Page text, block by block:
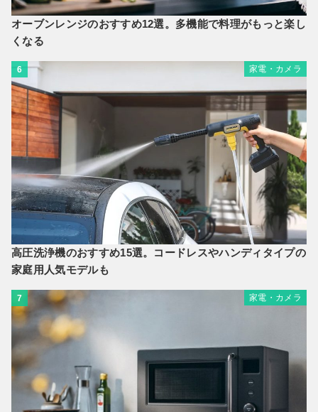
オーブンレンジのおすすめ12選。多機能で料理がもっと楽し
くなる
6 家電・カメラ
高圧洗浄機のおすすめ15選。コードレスやハンディタイプの
家庭用人気モデルも
7 家電・カメラ